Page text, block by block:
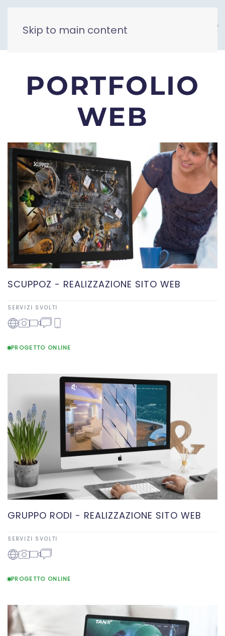
Skip to main content
PORTFOLIO
WEB
SCUPPOZ - REALIZZAZIONE SITO WEB
SERVIZI SVOLTI
PROGETTO ONLINE
GRUPPO RODI - REALIZZAZIONE SITO WEB
SERVIZI SVOLTI
PROGETTO ONLINE